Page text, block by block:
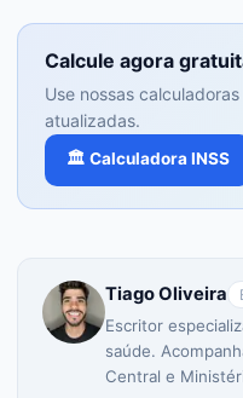
Calcule agora
Use nossas
atualizadas.
🏛️ Calculadora INSS
Tiago Oliveira
Escritor
saúde.
Central e